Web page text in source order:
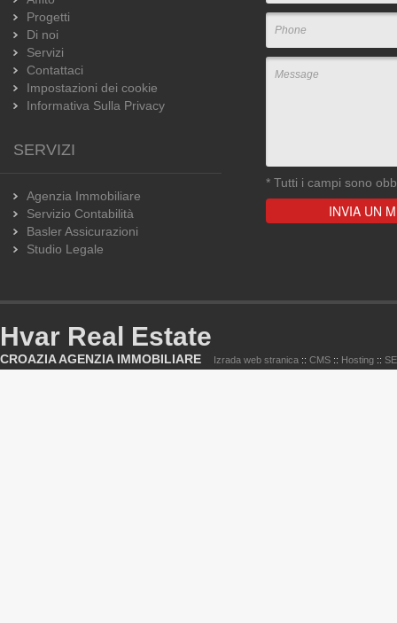
Progetti
Di noi
Servizi
Contattaci
Impostazioni dei cookie
Informativa Sulla Privacy
SERVIZI
Agenzia Immobiliare
Servizio Contabilità
Basler Assicurazioni
Studio Legale
* Tutti i campi sono
Hvar Real Estate
CROAZIA AGENZIA IMMOBILIARE Izrada web stranica :: CMS :: Hosting ::